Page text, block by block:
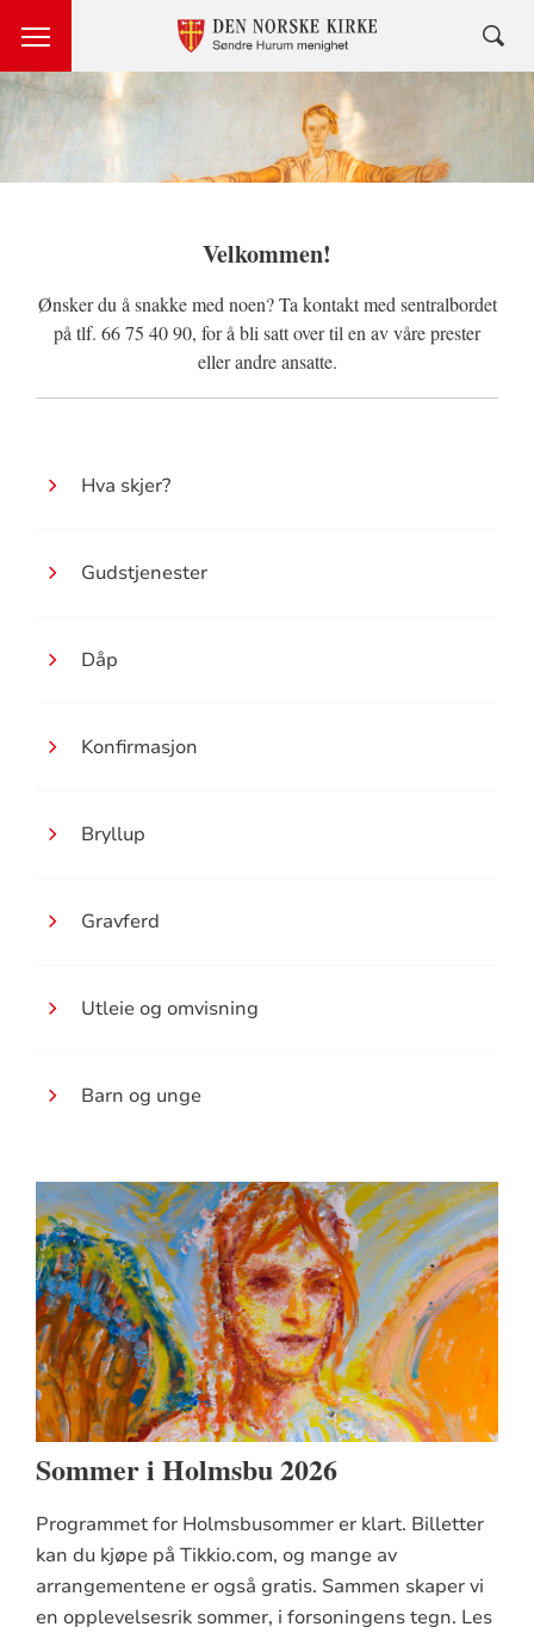
Velkommen!
Ønsker du å snakke med noen? Ta kontakt med sentralbordet
på tlf. 66 75 40 90, for å bli satt over til en av våre prester
eller andre ansatte.
Hva skjer?
Gudstjenester
Dåp
Konfirmasjon
Bryllup
Gravferd
Utleie og omvisning
Barn og unge
Sommer i Holmsbu 2026
Programmet for Holmsbusommer er klart. Billetter
kan du kjøpe på Tikkio.com, og mange av
arrangementene er også gratis. Sammen skaper vi
en opplevelsesrik sommer, i forsoningens tegn. Les